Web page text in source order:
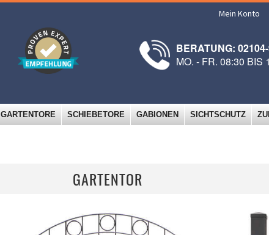
Mein Konto
BERATUNG:
MO. - FR. 08:30 BIS
GARTENTORE SCHIEBETORE GABIONEN SICHTSCHUTZ
GARTENTOR